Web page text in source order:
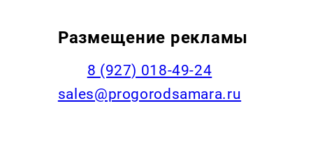
Размещение рекламы
8 (927) 018-49-24
sales@progorodsamara.ru